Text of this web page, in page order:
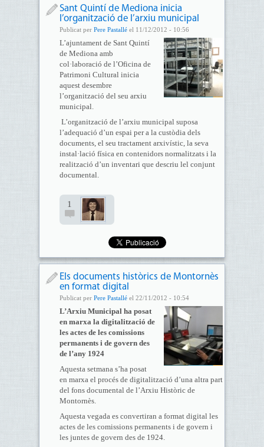
Sant Quintí de Mediona inicia
l’organització de l’arxiu municipal
Publicat per Pere Pastalléel 11/12/2012 - 10:56
L’ajuntament de Sant Quintí
de Mediona amb
col·laboració de l’Oficina de
Patrimoni Cultural inicia
aquest desembre
l’organització del seu arxiu
municipal.
L’organització de l’arxiu municipal suposa
l’adequació d’un espai per a la custòdia dels
documents, el seu tractament arxivístic, la seva
instal·lació física en contenidors normalitzats i la
realització d’un inventari que descriu lel conjunt
documental.
1
Els documents històrics de Montornès
en format digital
Publicat per Pere Pastalléel 22/11/2012 - 10:54
L’Arxiu Municipal ha posat
en marxa la digitalització de
les actes de les comissions
permanents i de govern des
de l’any 1924
Aquesta setmana s’ha posat
en marxa el procés de digitalització d’una altra part
del fons documental de l’Arxiu Històric de
Montornès.
Aquesta vegada es convertiran a format digital les
actes de les comissions permanents i de govern i
les juntes de govern des de 1924.